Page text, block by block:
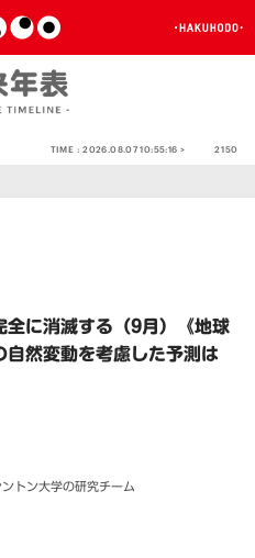
TIME :2026.08.07 10:55:16 > 2150
全に消滅する（9月）《地球
然変動を考慮した予測は
トン大学の研究チーム